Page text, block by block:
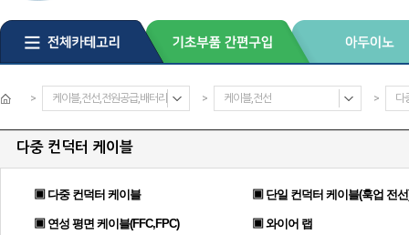
> 케이블,전선,전원공급,배터리 > 케이블,전선 > 다
다중 컨덕터 케이블
▣ 다중 컨덕터 케이블 ▣ 단일 컨덕터 케이블(훅업 전
▣ 연성 평면 케이블(FFC,FPC) ▣ 와이어 랩